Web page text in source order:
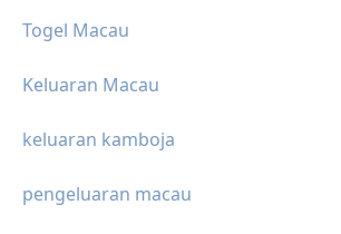
Togel Macau
Keluaran Macau
keluaran kamboja
pengeluaran macau